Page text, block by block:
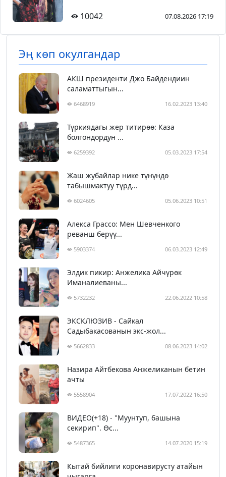
10042 07.08.2026 17:19
Эң көп окулгандар
АКШ президенти Джо Байдендиин
саламаттыгын...
6468919 16.02.2023 13:40
Түркиядагы жер титирөө: Каза
болгондордун ...
6259392 05.03.2023 17:54
Жаш жубайлар нике түнүндө
табышмактуу түрд...
6024605 05.06.2023 10:51
Алекса Грассо: Мен Шевченкого
реванш берүү...
5903374 06.03.2023 12:49
Элдик пикир: Анжелика Айчүрөк
Иманалиеваны...
5732232 22.06.2022 10:58
ЭКСКЛЮЗИВ - Сайкал
Садыбакасованын экс-жол...
5662833 08.06.2023 14:02
Назира Айтбекова Анжеликанын бетин
ачты
5558904 17.07.2022 16:50
ВИДЕО(+18) - "Муунтуп, башына
секирип". Өс...
5487365 14.07.2020 15:19
Кытай бийлиги коронавирусту атайын